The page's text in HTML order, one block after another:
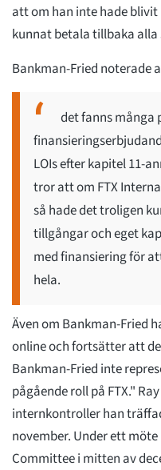
att om han inte hade
kunnat betala tillbaka alla
Bankman-Fried noterade
det fanns många
LOIs efter kapitel 11-
tror att om FTX
så hade det troligen
tillgångar och eget
med finansiering för
hela.
Även om Bankman-Fried
online och fortsätter att
Bankman-Fried inte
pågående roll på FTX."
internkontroller han
november. Under ett möte
Committee i mitten av